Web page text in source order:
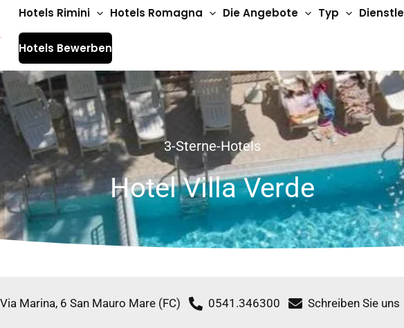
Hotels Rimini Hotels Romagna Die Angebote Typ
Hotels Bewerben
3-Sterne-Hotels
Hotel Villa Verde
Via Marina, 6 San Mauro Mare (FC) 0541.346300 Schreiben Sie uns